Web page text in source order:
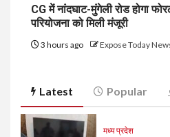
CG में नांदघाट-मुंगेली रोड होगा
परियोजना को मिली मंजूरी
3 hours ago Expose Today
Latest Popular
मध्य प्रदेश